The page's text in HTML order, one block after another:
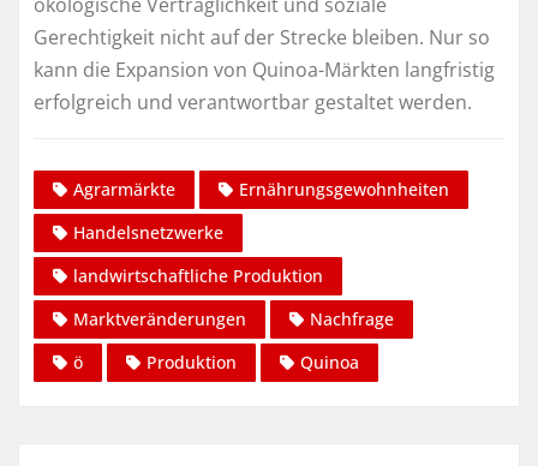
Gerechtigkeit nicht auf der Strecke bleiben. Nur so
kann die Expansion von Quinoa-Märkten langfristig
erfolgreich und verantwortbar gestaltet werden.
Agrarmärkte
Ernährungsgewohnheiten
Handelsnetzwerke
landwirtschaftliche Produktion
Marktveränderungen
Nachfrage
ö
Produktion Quinoa